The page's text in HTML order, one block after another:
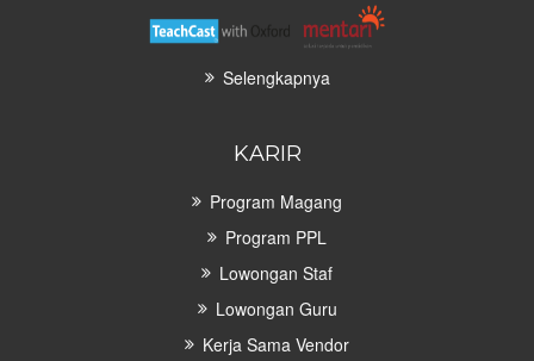
Selengkapnya
KARIR
Program Magang
Program PPL
Lowongan Staf
Lowongan Guru
Kerja Sama Vendor